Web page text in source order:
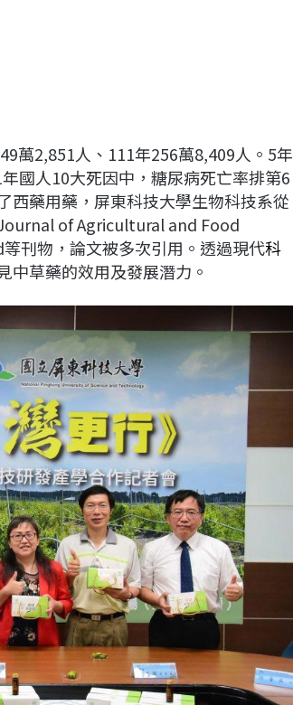
萬2,851人、111年256萬8,409人。5年
國人10大死因中，糖尿病死亡率排第6
西藥用藥，屏東科技大學生物科技系從
of Agricultural and Food
刊物，論文被多次引用。透過現代科
中草藥的效用及發展潛力。